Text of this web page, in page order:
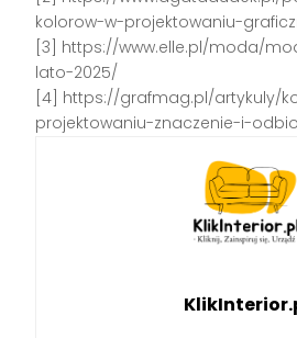
kolorow-w-projektowaniu-
[3] https://www.elle.pl/moda/
lato-2025/
[4] https://grafmag.pl/artykuly/
projektowaniu-znaczenie-i-